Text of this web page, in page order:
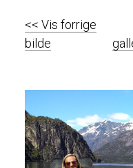
<< Vis forrige
bilde